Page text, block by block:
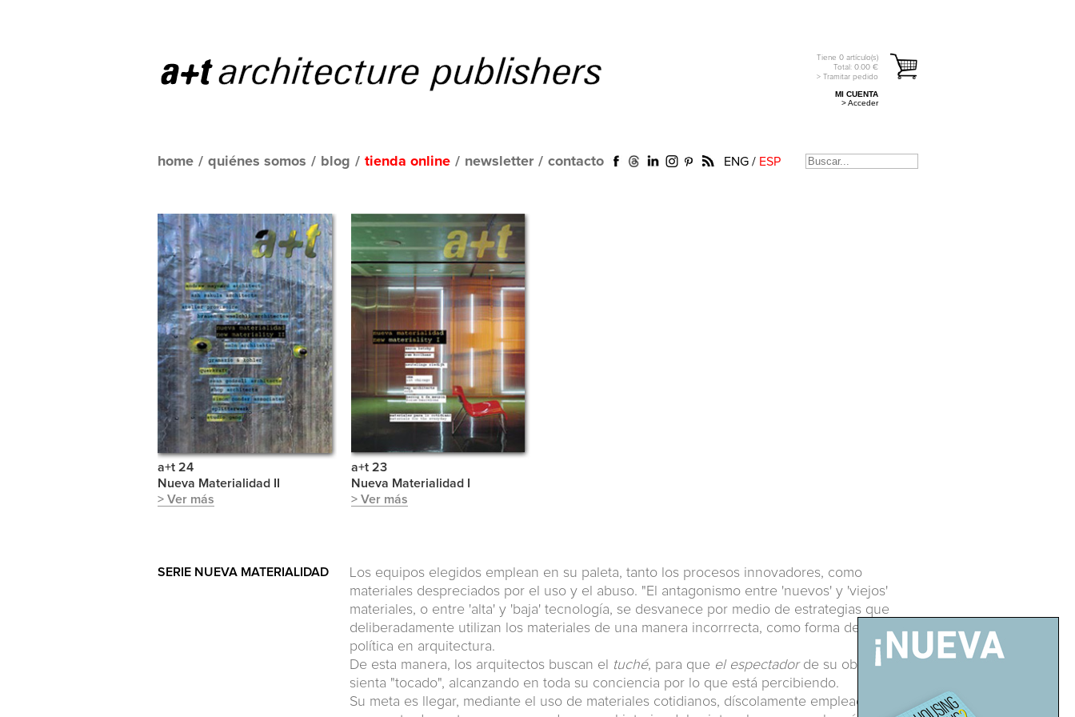
Tiene 0 artículo(s)
Total: 0.00 €
> Tramitar pedido
MI CUENTA
> Acceder
home / quiénes somos / blog / tienda online / newsletter / contacto ENG / ESP
a+t 24
Nueva Materialidad II
> Ver más
a+t 23
Nueva Materialidad I
> Ver más
SERIE NUEVA MATERIALIDAD
Los equipos elegidos emplean en su paleta, tanto los procesos innovadores, como
materiales despreciados por el uso y el abuso. "El antagonismo entre 'nuevos' y 'viejos'
materiales, o entre 'alta' y 'baja' tecnología, se desvanece por medio de estrategias que
deliberadamente utilizan los materiales de una manera incorrrecta, como forma de acción
política en arquitectura.
De esta manera, los arquitectos buscan el
tuché, para que el espectadorde su obra se
sienta "tocado", alcanzando en toda su conciencia por lo que está percibiendo.
Su meta es llegar, mediante el uso de materiales cotidianos, díscolamente empleados, a